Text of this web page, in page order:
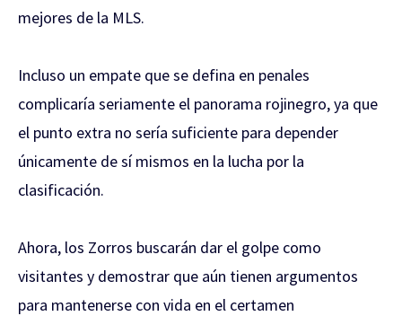
mejores de la MLS.
Incluso un empate que se defina en penales
complicaría seriamente el panorama rojinegro, ya que
el punto extra no sería suficiente para depender
únicamente de sí mismos en la lucha por la
clasificación.
Ahora, los Zorros buscarán dar el golpe como
visitantes y demostrar que aún tienen argumentos
para mantenerse con vida en el certamen